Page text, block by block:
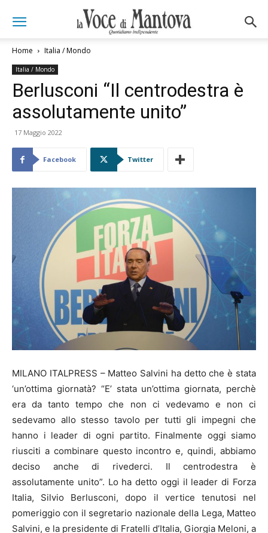
Home Italia / Mondo
Italia / Mondo
Berlusconi “Il centrodestra è
assolutamente unito”
17 Maggio 2022
Facebook Twitter
MILANO ITALPRESS – Matteo Salvini ha detto che è stata
‘un’ottima giornatà? “E’ stata un’ottima giornata, perchè
era da tanto tempo che non ci vedevamo e non ci
sedevamo allo stesso tavolo per tutti gli impegni che
hanno i leader di ogni partito. Finalmente oggi siamo
riusciti a combinare questo incontro e, quindi, abbiamo
deciso anche di rivederci. Il centrodestra è
assolutamente unito”. Lo ha detto oggi il leader di Forza
Italia, Silvio Berlusconi, dopo il vertice tenutosi nel
pomeriggio con il segretario nazionale della Lega, Matteo
Salvini, e la presidente di Fratelli d’Italia, Giorgia Meloni, a